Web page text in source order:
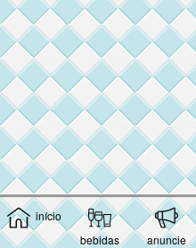
início
bebidas
anuncie